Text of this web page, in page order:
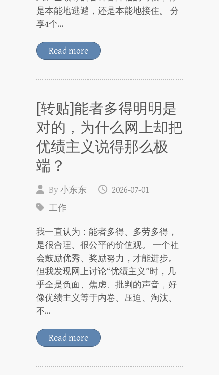
是本能地逃避，还是本能地接住。 分
享4个…
Read more
[转贴]能者多得明明是
对的，为什么网上却把
优绩主义说得那么极
端？
By小东东
2026-07-01
工作
我一直认为：能者多得、多劳多得，
是很合理、很公平的价值观。 一个社
会鼓励优秀、奖励努力，才能进步。
但我发现网上讨论“优绩主义”时，几
乎全是负面、焦虑、批判的声音，好
像优绩主义等于内卷、压迫、淘汰、
不…
Read more